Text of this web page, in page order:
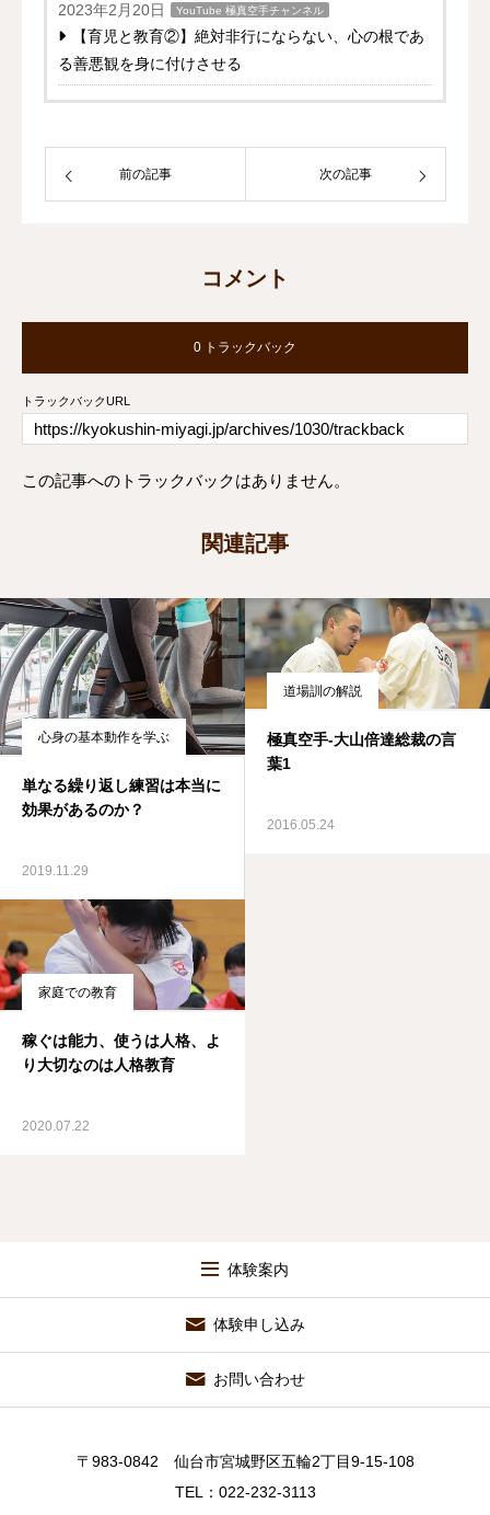
2023年2月20日 YouTube 極真空手チャンネル
【育児と教育②】絶対非行にならない、心の根であ
る善悪観を身に付けさせる
前の記事 次の記事
コメント
0 トラックバック
トラックバックURL
この記事へのトラックバックはありません。
関連記事
心身の基本動作を学ぶ
単なる繰り返し練習は本当に
効果があるのか？
2019.11.29
道場訓の解説
極真空手-大山倍達総裁の言
葉1
2016.05.24
家庭での教育
稼ぐは能力、使うは人格、よ
り大切なのは人格教育
2020.07.22
体験案内
体験申し込み
お問い合わせ
〒983-0842 仙台市宮城野区五輪2丁目9-15-108
TEL：022-232-3113